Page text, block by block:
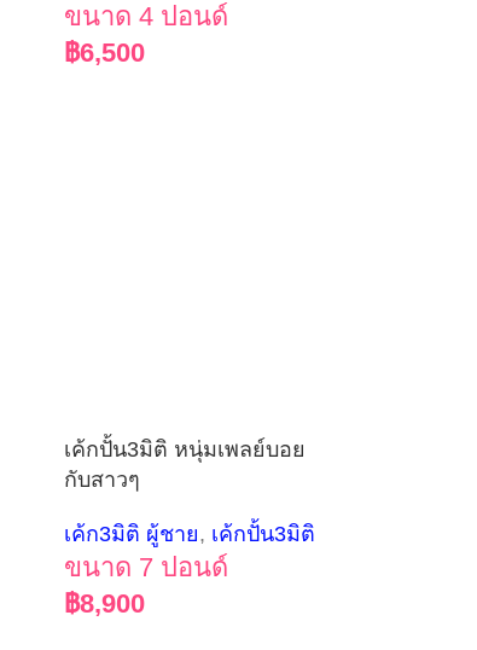
ขนาด 4 ปอนด์
฿6,500
เค้กปั้น3มิติ หนุ่มเพลย์บอย
กับสาวๆ
เค้ก3มิติ ผู้ชาย, เค้กปั้น3มิติ
ขนาด 7 ปอนด์
฿8,900